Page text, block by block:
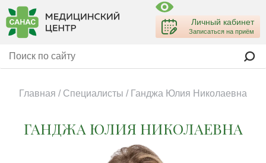
Личный кабинет
Записаться на приём
Главная / Специалисты / Ганджа Юлия Николаевна
ГАНДЖА ЮЛИЯ НИКОЛАЕВНА